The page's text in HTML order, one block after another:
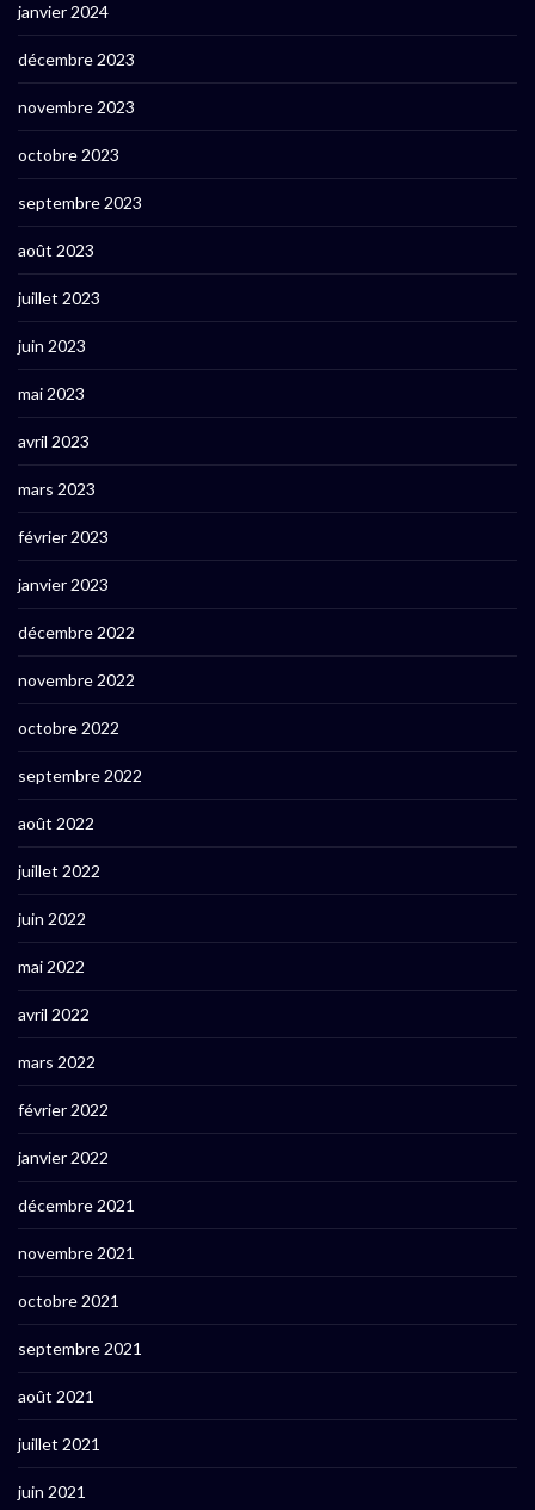
janvier 2024
décembre 2023
novembre 2023
octobre 2023
septembre 2023
août 2023
juillet 2023
juin 2023
mai 2023
avril 2023
mars 2023
février 2023
janvier 2023
décembre 2022
novembre 2022
octobre 2022
septembre 2022
août 2022
juillet 2022
juin 2022
mai 2022
avril 2022
mars 2022
février 2022
janvier 2022
décembre 2021
novembre 2021
octobre 2021
septembre 2021
août 2021
juillet 2021
juin 2021